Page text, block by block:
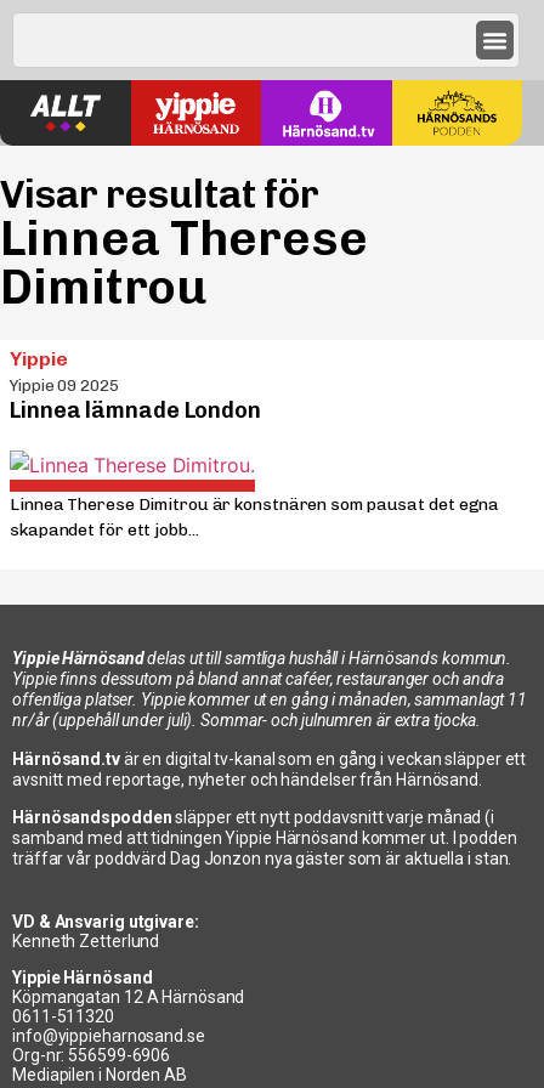
Visar resultat för
Linnea Therese
Dimitrou
Yippie
Yippie 09 2025
Linnea lämnade London
Linnea Therese Dimitrou är konstnären som pausat det egna
skapandet för ett jobb...
Yippie Härnösanddelas ut till samtliga hushåll i Härnösands kommun.
Yippie finns dessutom på bland annat caféer, restauranger och andra
offentliga platser. Yippie kommer ut en gång i månaden, sammanlagt 11
nr/år (uppehåll under juli). Sommar- och julnumren är extra tjocka.
Härnösand.tvär en digital tv-kanal som en gång i veckan släpper ett
avsnitt med reportage, nyheter och händelser från Härnösand.
Härnösandspoddensläpper ett nytt poddavsnitt varje månad (i
samband med att tidningen Yippie Härnösand kommer ut. I podden
träffar vår poddvärd Dag Jonzon nya gäster som är aktuella i stan.
VD & Ansvarig utgivare:
Kenneth Zetterlund
Yippie Härnösand
Köpmangatan 12 A Härnösand
0611-511320
info@yippieharnosand.se
Org-nr: 556599-6906
Mediapilen i Norden AB